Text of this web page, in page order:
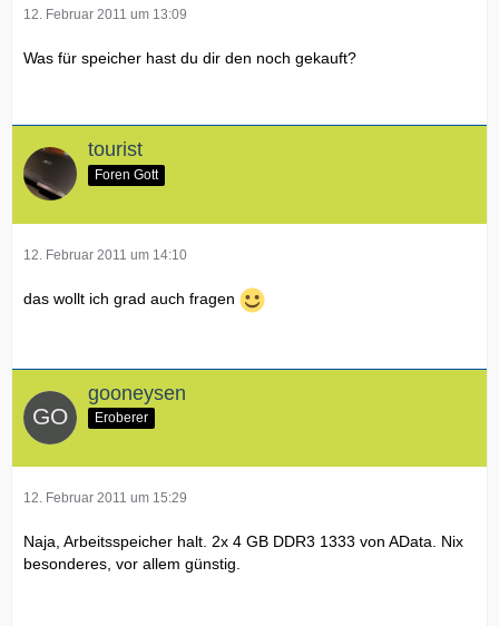
12. Februar 2011 um 13:09
Was für speicher hast du dir den noch gekauft?
tourist
Foren Gott
12. Februar 2011 um 14:10
das wollt ich grad auch fragen
gooneysen
Eroberer
12. Februar 2011 um 15:29
Naja, Arbeitsspeicher halt. 2x 4 GB DDR3 1333 von AData. Nix
besonderes, vor allem günstig.